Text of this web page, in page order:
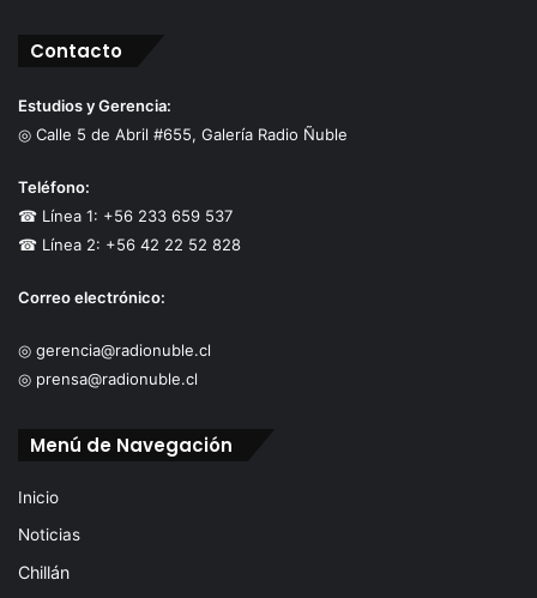
Contacto
Estudios y Gerencia:
◎ Calle 5 de Abril #655, Galería Radio Ñuble
Teléfono:
☎ Línea 1: +56 233 659 537
☎ Línea 2: +56 42 22 52 828
Correo electrónico:
◎ gerencia@radionuble.cl
◎ prensa@radionuble.cl
Menú de Navegación
Inicio
Noticias
Chillán